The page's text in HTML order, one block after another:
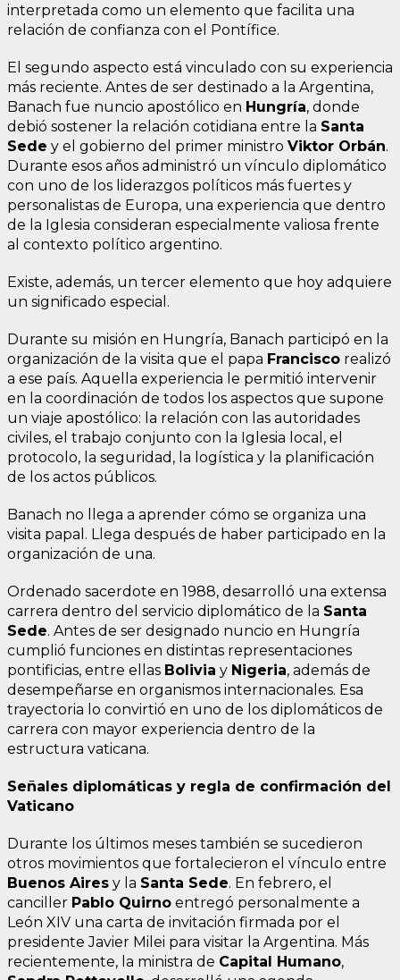
interpretada como un elemento que facilita una
relación de confianza con el Pontífice.
El segundo aspecto está vinculado con su experiencia
más reciente. Antes de ser destinado a la Argentina,
Banach fue nuncio apostólico en Hungría, donde
debió sostener la relación cotidiana entre la Santa
Sede y el gobierno del primer ministro Viktor Orbán.
Durante esos años administró un vínculo diplomático
con uno de los liderazgos políticos más fuertes y
personalistas de Europa, una experiencia que dentro
de la Iglesia consideran especialmente valiosa frente
al contexto político argentino.
Existe, además, un tercer elemento que hoy adquiere
un significado especial.
Durante su misión en Hungría, Banach participó en la
organización de la visita que el papa Francisco realizó
a ese país. Aquella experiencia le permitió intervenir
en la coordinación de todos los aspectos que supone
un viaje apostólico: la relación con las autoridades
civiles, el trabajo conjunto con la Iglesia local, el
protocolo, la seguridad, la logística y la planificación
de los actos públicos.
Banach no llega a aprender cómo se organiza una
visita papal. Llega después de haber participado en la
organización de una.
Ordenado sacerdote en 1988, desarrolló una extensa
carrera dentro del servicio diplomático de la Santa
Sede. Antes de ser designado nuncio en Hungría
cumplió funciones en distintas representaciones
pontificias, entre ellas Bolivia y Nigeria, además de
desempeñarse en organismos internacionales. Esa
trayectoria lo convirtió en uno de los diplomáticos de
carrera con mayor experiencia dentro de la
estructura vaticana.
Señales diplomáticas y regla de confirmación del
Vaticano
Durante los últimos meses también se sucedieron
otros movimientos que fortalecieron el vínculo entre
Buenos Aires y la Santa Sede. En febrero, el
canciller Pablo Quirno entregó personalmente a
León XIV una carta de invitación firmada por el
presidente Javier Milei para visitar la Argentina. Más
recientemente, la ministra de Capital Humano,